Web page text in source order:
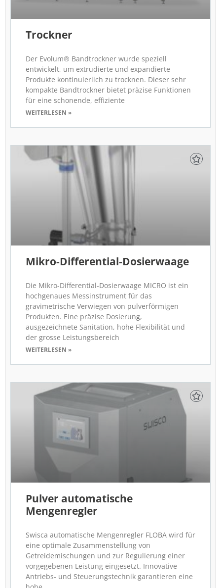
Trockner
Der Evolum® Bandtrockner wurde speziell
entwickelt, um extrudierte und expandierte
Produkte kontinuierlich zu trocknen. Dieser sehr
kompakte Bandtrockner bietet präzise Funktionen
für eine schonende, effiziente
WEITERLESEN »
Mikro-Differential-Dosierwaage
Die Mikro-Differential-Dosierwaage MICRO ist ein
hochgenaues Messinstrument für das
gravimetrische Verwiegen von pulverförmigen
Produkten. Eine präzise Dosierung,
ausgezeichnete Sanitation, hohe Flexibilität und
der grosse Leistungsbereich
WEITERLESEN »
Pulver automatische
Mengenregler
Swisca automatische Mengenregler FLOBA wird für
eine optimale Zusammenstellung von
Getreidemischungen und zur Regulierung einer
vorgegebenen Leistung eingesetzt. Innovative
Antriebs- und Steuerungstechnik garantieren eine